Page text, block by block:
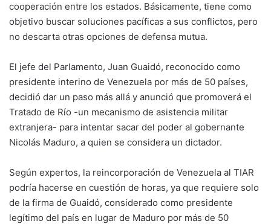
cooperación entre los estados. Básicamente, tiene como
objetivo buscar soluciones pacíficas a sus conflictos, pero
no descarta otras opciones de defensa mutua.
El jefe del Parlamento, Juan Guaidó, reconocido como
presidente interino de Venezuela por más de 50 países,
decidió dar un paso más allá y anunció que promoverá el
Tratado de Río -un mecanismo de asistencia militar
extranjera- para intentar sacar del poder al gobernante
Nicolás Maduro, a quien se considera un dictador.
Según expertos, la reincorporación de Venezuela al TIAR
podría hacerse en cuestión de horas, ya que requiere solo
de la firma de Guaidó, considerado como presidente
legítimo del país en lugar de Maduro por más de 50